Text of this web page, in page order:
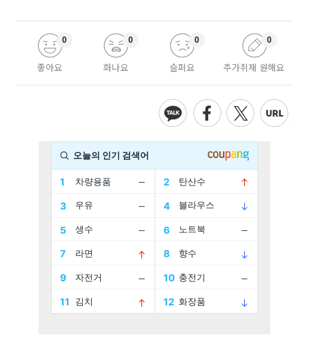
좋아요
0
화나요
0
슬퍼요
0
추가취재 원해요
0